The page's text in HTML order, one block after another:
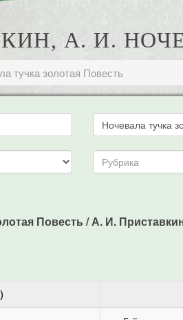
А. И.
тучка золотая Повесть
Повесть / А. И.